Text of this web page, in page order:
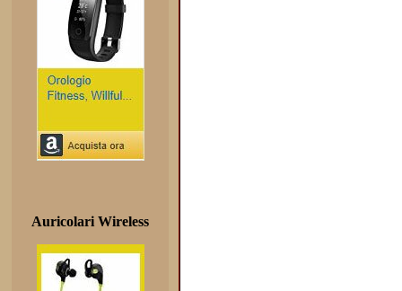
Auricolari Wireless